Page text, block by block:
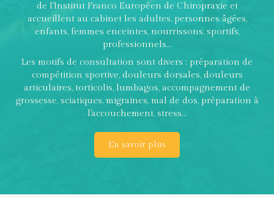
de l'Institut Franco Européen de Chiropraxie et
accueillent au cabinet les adultes, personnes âgées,
enfants, femmes enceintes, nourrissons, sportifs,
professionnels...
Les motifs de consultation sont divers : préparation de
compétition sportive, douleurs dorsales, douleurs
articulaires, torticolis, lumbagos, accompagnement de
grossesse, sciatiques, migraines, mal de dos, préparation à
l'accouchement, stress...
En savoir plus